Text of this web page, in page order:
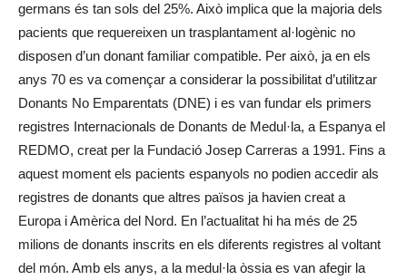
germans és tan sols del 25%. Això implica que la majoria dels
pacients que requereixen un trasplantament al·logènic no
disposen d’un donant familiar compatible. Per això, ja en els
anys 70 es va començar a considerar la possibilitat d’utilitzar
Donants No Emparentats (DNE) i es van fundar els primers
registres Internacionals de Donants de Medul·la, a Espanya el
REDMO, creat per la Fundació Josep Carreras a 1991. Fins a
aquest moment els pacients espanyols no podien accedir als
registres de donants que altres països ja havien creat a
Europa i Amèrica del Nord. En l’actualitat hi ha més de 25
milions de donants inscrits en els diferents registres al voltant
del món. Amb els anys, a la medul·la òssia es van afegir la